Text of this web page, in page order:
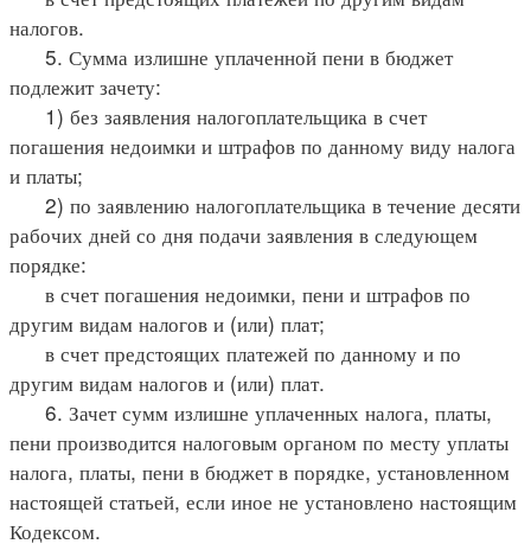
налогов.
5. Сумма излишне уплаченной пени в бюджет
подлежит зачету:
1) без заявления налогоплательщика в счет
погашения недоимки и штрафов по данному виду налога
и платы;
2) по заявлению налогоплательщика в течение десяти
рабочих дней со дня подачи заявления в следующем
порядке:
в счет погашения недоимки, пени и штрафов по
другим видам налогов и (или) плат;
в счет предстоящих платежей по данному и по
другим видам налогов и (или) плат.
6. Зачет сумм излишне уплаченных налога, платы,
пени производится налоговым органом по месту уплаты
налога, платы, пени в бюджет в порядке, установленном
настоящей статьей, если иное не установлено настоящим
Кодексом.